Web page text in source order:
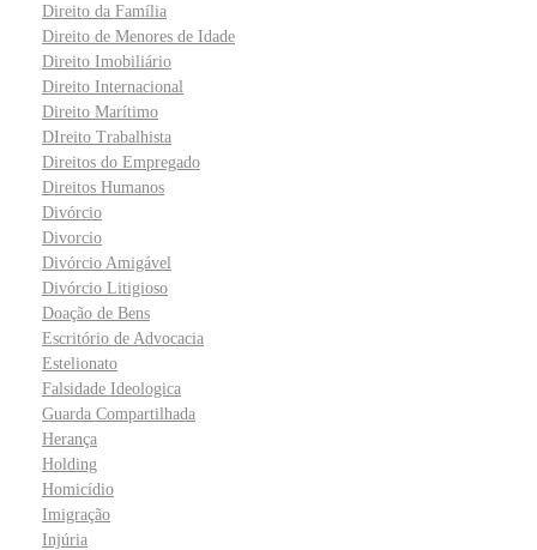
Direito da Família
Direito de Menores de Idade
Direito Imobiliário
Direito Internacional
Direito Marítimo
DIreito Trabalhista
Direitos do Empregado
Direitos Humanos
Divórcio
Divorcio
Divórcio Amigável
Divórcio Litigioso
Doação de Bens
Escritório de Advocacia
Estelionato
Falsidade Ideologica
Guarda Compartilhada
Herança
Holding
Homicídio
Imigração
Injúria